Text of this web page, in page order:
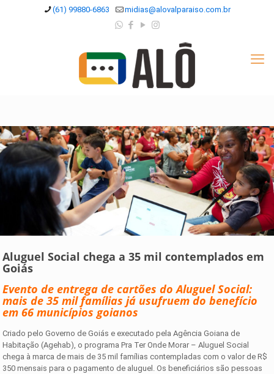
(61) 99880-6863 midias@alovalparaiso.com.br
Aluguel Social chega a 35 mil contemplados em
Goiás
Evento de entrega de cartões do Aluguel Social:
mais de 35 mil famílias já usufruem do benefício
em 66 municípios goianos
Criado pelo Governo de Goiás e executado pela Agência Goiana de
Habitação (Agehab), o programa Pra Ter Onde Morar – Aluguel Social
chega à marca de mais de 35 mil famílias contempladas com o valor de R$
350 mensais para o pagamento de aluguel. Os beneficiários são pessoas